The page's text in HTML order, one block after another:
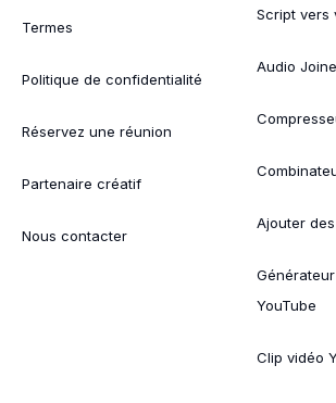
Termes
Politique de confidentialité
Réservez une réunion
Partenaire créatif
Nous contacter
Script vers
Audio
Ajouter
YouTube
Clip vidéo